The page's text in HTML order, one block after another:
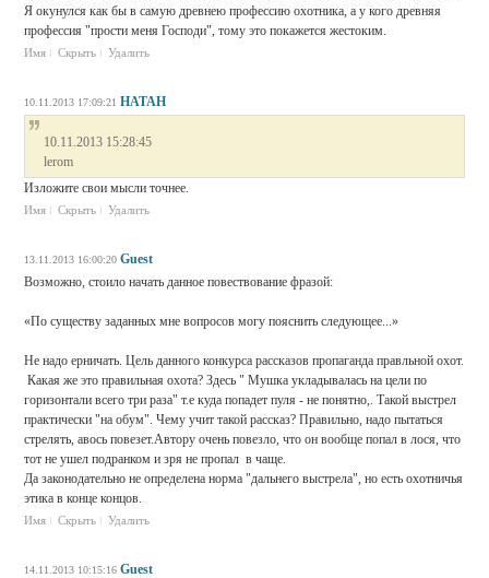
Я окунулся как бы в самую древнею профессию охотника, а у кого древняя
профессия "прости меня Господи", тому это покажется жестоким.
Имя Скрыть Удалить
10.11.2013 17:09:21 HATAH
10.11.2013 15:28:45
lerom
Изложите свои мысли точнее.
Имя Скрыть Удалить
13.11.2013 16:00:20 Guest
Возможно, стоило начать данное повествование фразой:
«По существу заданных мне вопросов могу пояснить следующее...»
Не надо ерничать. Цель данного конкурса рассказов пропаганда правльной охот.
Какая же это правильная охота? Здесь " Мушка укладывалась на цели по
горизонтали всего три раза" т.е куда попадет пуля - не понятно,. Такой выстрел
практически "на обум". Чему учит такой рассказ? Правильно, надо пытаться
стрелять, авось повезет.Автору очень повезло, что он вообще попал в лося, что
тот не ушел подранком и зря не пропал в чаще.
Да законодательно не определена норма "дальнего выстрела", но есть охотничья
этика в конце концов.
Имя Скрыть Удалить
14.11.2013 10:15:16 Guest